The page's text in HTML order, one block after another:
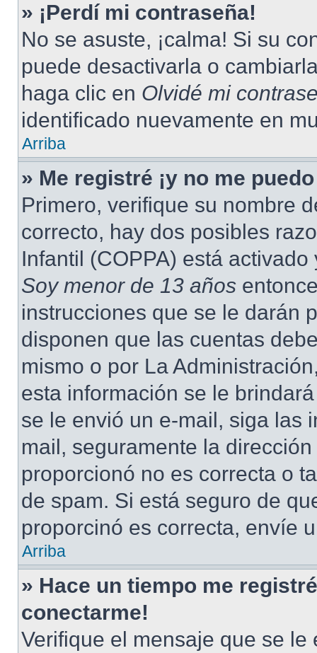
» ¡Perdí mi contraseña!
No se asuste, ¡calma! Si su
puede desactivarla o
haga clic en Olvidé mi
identificado nuevamente en
Arriba
» Me registré ¡y no me
Primero, verifique su nombre
correcto, hay dos posibles
Infantil (COPPA) está
Soy menor de 13 años
instrucciones que se le darán
disponen que las cuentas
mismo o por La
esta información se le
se le envió un e-mail, siga las
mail, seguramente la
proporcionó no es correcta o
de spam. Si está seguro de
proporcinó es correcta, envíe
Arriba
» Hace un tiempo me
conectarme!
Verifique el mensaje que se